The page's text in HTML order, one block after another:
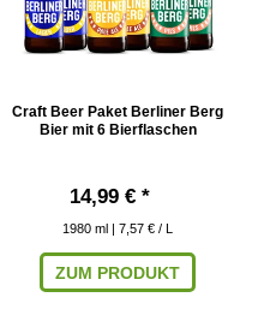
Craft Beer Paket Berliner Berg
Bier mit 6 Bierflaschen
14,99 € *
1980 ml | 7,57 € / L
ZUM PRODUKT